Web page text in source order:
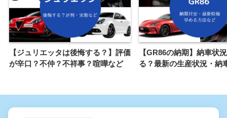
【ジュリエッタは後悔する？】評価
が辛口？不仲？不祥事？喧嘩など
【GR86の納期】納車状
る？最新の生産状況・納